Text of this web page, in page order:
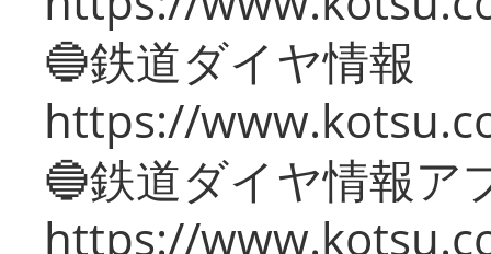
🔵鉄道ダイヤ情報
https://
🔵鉄道ダイヤ情報ア
https://